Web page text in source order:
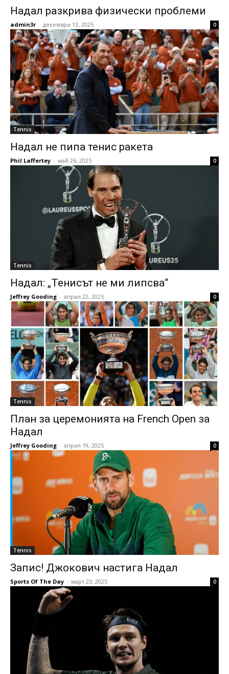
Надал разкрива физически проблеми
admin3r - декември 13, 2025 0
Tennis
Надал не пипа тенис ракета
Phil Laffertey - май 26, 2025 0
Tennis
Надал: „Тенисът не ми липсва“
Jeffrey Gooding - април 22, 2025 0
Tennis
План за церемонията на French Open за
Надал
Jeffrey Gooding - април 19, 2025 0
Tennis
Запис! Джокович настига Надал
Sports Of The Day - март 23, 2025 0